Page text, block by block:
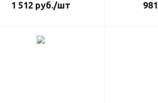
1 512 руб./шт 981